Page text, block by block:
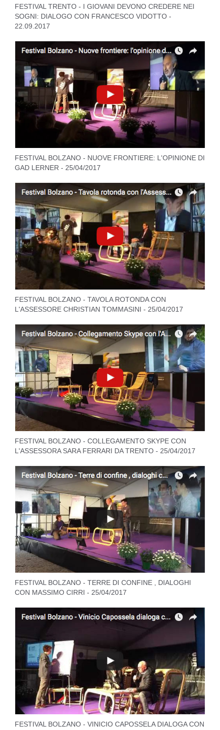
FESTIVAL TRENTO - I GIOVANI DEVONO CREDERE NEI
SOGNI: DIALOGO CON FRANCESCO VIDOTTO -
22.09.2017
FESTIVAL BOLZANO - NUOVE FRONTIERE: L'OPINIONE DI
GAD LERNER - 25/04/2017
FESTIVAL BOLZANO - TAVOLA ROTONDA CON
L'ASSESSORE CHRISTIAN TOMMASINI - 25/04/2017
FESTIVAL BOLZANO - COLLEGAMENTO SKYPE CON
L'ASSESSORA SARA FERRARI DA TRENTO - 25/04/2017
FESTIVAL BOLZANO - TERRE DI CONFINE , DIALOGHI
CON MASSIMO CIRRI - 25/04/2017
FESTIVAL BOLZANO - VINICIO CAPOSSELA DIALOGA CON